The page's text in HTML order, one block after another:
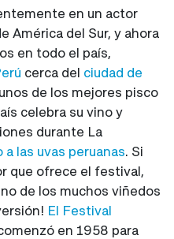
en un actor
América del Sur, y ahora
en todo el país,
cerca del ciudad de
de los mejores pisco
celebra su vino y
durante La
las uvas peruanas. Si
que ofrece el festival,
de los muchos viñedos
El Festival
en 1958 para